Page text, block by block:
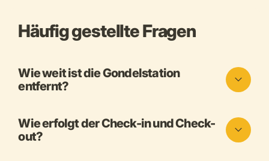
Häufig gestellte Fragen
Wie weit ist die Gondelstation
entfernt?
Wie erfolgt der Check-in und Check-
out?